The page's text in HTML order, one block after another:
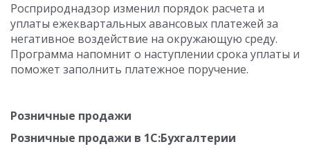
Росприроднадзор изменил порядок расчета и
уплаты ежеквартальных авансовых платежей за
негативное воздействие на окружающую среду.
Программа напомнит о наступлении срока уплаты и
поможет заполнить платежное поручение.
Розничные продажи
Розничные продажи в 1С:Бухгалтерии